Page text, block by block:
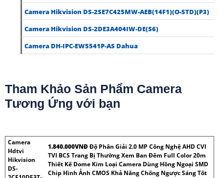
Camera Hikvision DS-2SE7C425MW-AEB(14F1)(O-STD)(P3)
Camera Hikvision DS-2DE3A404IW-DE(S6)
Camera DH-IPC-EW5541P-AS Dahua
Tham Khảo Sản Phẩm Camera
Tương Ứng với bạn
Camera
Hdtvi
Hikvision
DS-
1.840.000VNÐĐộ Phân Giải 2.0 MP Công Nghệ AHD CVI
TVI BCS Trang Bị Thường Xem Ban Đêm Full Color 20m
Thiết Kế Dome Kim Loại Camera Dùng Hồng Ngoại SMD
Chip Hình Ảnh CMOS Khả Năng Chống Ngược Sáng Tốt